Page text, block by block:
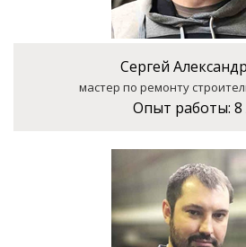
Сергей
мастер по ремонту
Опыт работы: 8